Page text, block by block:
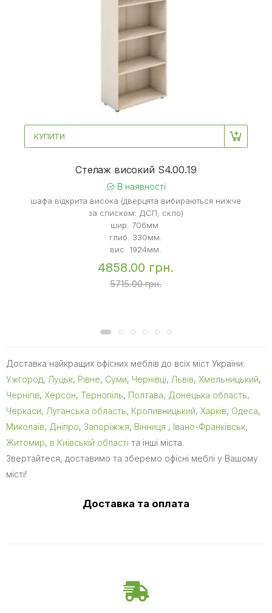
КУПИТИ
Стелаж високий S4.00.19
В наявності
шафа відкрита висока (дверцята вибираються нижче
за списком: ДСП, скло)
шир. 706мм.
глиб. 330мм.
вис. 1924мм.
4858.00 грн.
5715.00 грн.
Доставка найкращих офісних меблів до всіх міст України:
Ужгород, Луцьк, Рівне, Суми, Чернівці, Львів, Хмельницький,
Чернігів, Херсон, Тернопіль, Полтава, Донецька область,
Черкаси, Луганська область, Кропивницький, Харків, Одеса,
Миколаїв, Дніпро, Запоріжжя, Вінниця , Івано-Франківськ,
Житомир, в Київській області та інші міста.
Звертайтеся, доставимо та зберемо офісні меблі у Вашому
місті!
Доставка та оплата